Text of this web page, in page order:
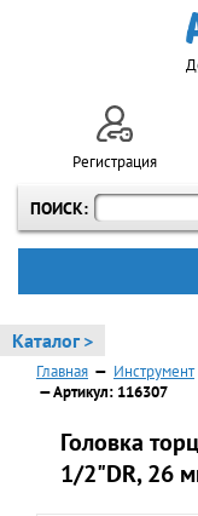
ПОИСК:
Регистрация
Каталог >
Главная — Инструмент
— Артикул: 116307
Головка
1/2"DR, 26